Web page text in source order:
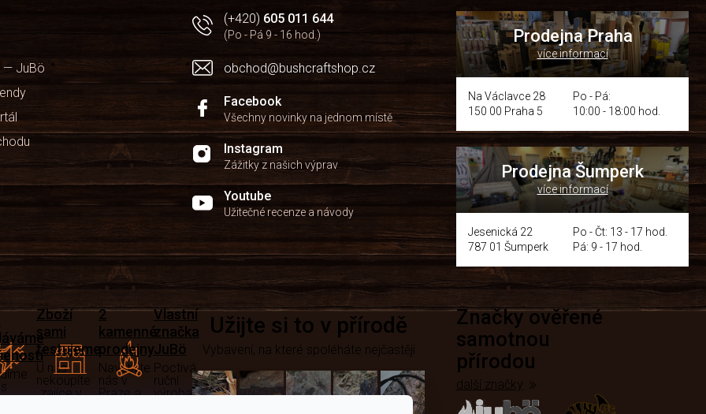
í
p
r
k
y
ý
p
s
u
— JuBö
(+420) 605 011 644
(Po - Pá 9 - 16 hod.)
obchod@bushcraftshop.cz
Facebook
Všechny novinky na jednom místě
Instagram
Zážitky z našich výprav
Youtube
Užitečné recenze a návody
Prodejna Praha
více informací
Na Václavce 28
150 00 Praha 5
Po - Pá:
10:00 - 18:00 hod.
Prodejna Šumperk
více informací
Jesenická 22
787 01 Šumperk
Po - Čt: 13 - 17 hod.
Pá: 9 - 17 hod.
Zboží
sami
testujeme
U nás
nekoupíte
„zajíce v
2
kamenné
prodejny
Navštivte
nás v
Praze a
Vlastní
značka
JuBö
Poctivá
ruční
výroba
Užijte si to v přírodě
Vybavení, na které spoléháte nejčastěji
Značky ověřené
samotnou
přírodou
další značky